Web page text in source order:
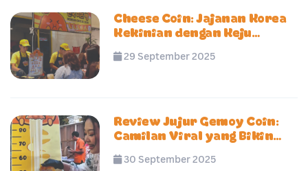
Cheese Coin: Jajanan Korea
Kekinian dengan Keju
29 September 2025
Review Jujur Gemoy Coin:
Camilan Viral yang Bikin
30 September 2025